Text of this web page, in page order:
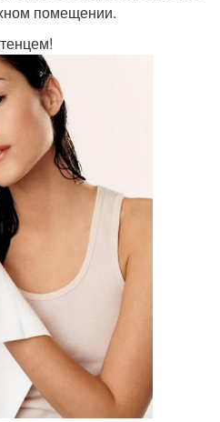
помещении.